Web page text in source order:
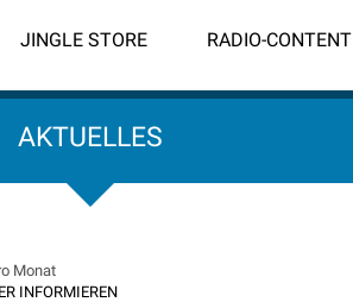
JINGLE STORE RADIO-CONTENT
AKTUELLES
Monat
INFORMIEREN